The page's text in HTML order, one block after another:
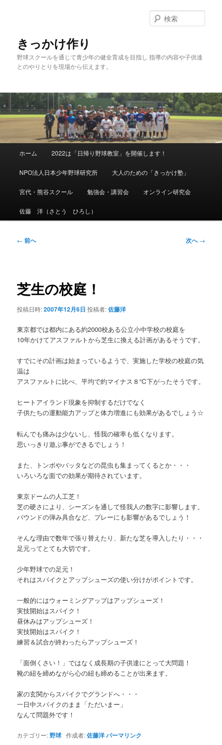
移
動
きっかけ作り
野球スクールを通じて青少年の健全育成を目指し 指導の内容や子供達
とのやりとりを現場から伝えます。
索
ホーム 2022は「日帰り野球教室」を開催します！
NPO法人日本少年野球研究所 大人のための「きっかけ塾」
宮代・熊谷スクール 勉強会・講習会 オンライン研究会
佐藤 洋（さとう ひろし）
投
ゲ
ー
ョ
← 前へ 次へ→
芝生の校庭！
投稿日時:2007年12月6日 投稿者:佐藤洋
東京都では都内にある約2000校ある公立小中学校の校庭を
10年かけてアスファルトから芝生に換える計画があるそうです。
すでにその計画は始まっているようで、実施した学校の校庭の気
温は
アスファルトに比べ、平均で約マイナス８℃下がったそうです。
ヒートアイランド現象を抑制するだけでなく
子供たちの運動能力アップと体力増進にも効果があるでしょう☆
転んでも痛みは少ないし、怪我の確率も低くなります。
思いっきり遊ぶ事ができるでしょう！
また、トンボやバッタなどの昆虫も集まってくるとか・・・
いろいろな面での効果が期待されています。
東京ドームの人工芝！
芝の硬さにより、シーズンを通して怪我人の数字に影響します。
バウンドの弾み具合など、プレーにも影響があるでしょう！
そんな理由で数年で張り替えたり、新たな芝を導入したり・・・
足元ってとても大切です。
少年野球での足元！
それはスパイクとアップシューズの使い分けがポイントです。
一般的にはウォーミングアップはアップシューズ！
実技開始はスパイク！
昼休みはアップシューズ！
実技開始はスパイク！
練習＆試合が終わったらアップシューズ！
「面倒くさい！」ではなく成長期の子供達にとって大問題！
靴の紐を締めながら心の紐も締めることが出来ます。
家の玄関からスパイクでグランドへ・・・
一日中スパイクのまま「ただいまー」
なんて問題外です！
カテゴリー:野球 作成者:佐藤洋パーマリンク